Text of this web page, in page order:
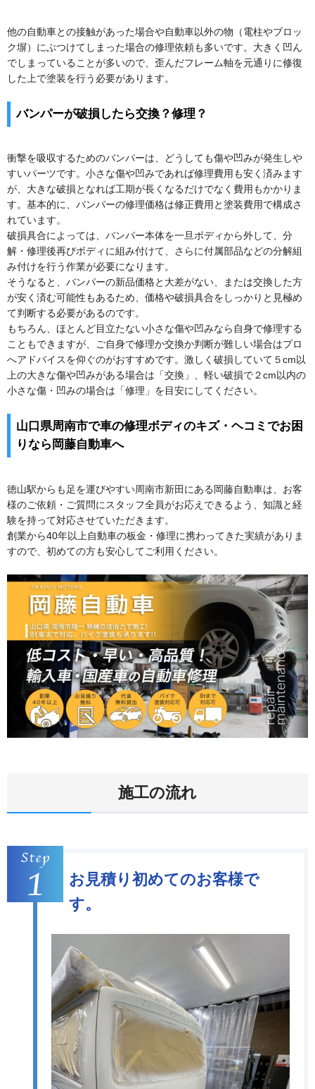
他の自動車との接触があった場合や自動車以外の物（電柱やブロッ
ク塀）にぶつけてしまった場合の修理依頼も多いです。大きく凹ん
でしまっていることが多いので、歪んだフレーム軸を元通りに修復
した上で塗装を行う必要があります。
バンパーが破損したら交換？修理？
衝撃を吸収するためのバンパーは、どうしても傷や凹みが発生しや
すいパーツです。小さな傷や凹みであれば修理費用も安く済みます
が、大きな破損となれば工期が長くなるだけでなく費用もかかりま
す。基本的に、バンパーの修理価格は修正費用と塗装費用で構成さ
れています。
破損具合によっては、バンパー本体を一旦ボディから外して、分
解・修理後再びボディに組み付けて、さらに付属部品などの分解組
み付けを行う作業が必要になります。
そうなると、バンパーの新品価格と大差がない、または交換した方
が安く済む可能性もあるため、価格や破損具合をしっかりと見極め
て判断する必要があるのです。
もちろん、ほとんど目立たない小さな傷や凹みなら自身で修理する
こともできますが、ご自身で修理か交換か判断が難しい場合はプロ
へアドバイスを仰ぐのがおすすめです。激しく破損していて５cm以
上の大きな傷や凹みがある場合は「交換」、軽い破損で２cm以内の
小さな傷・凹みの場合は「修理」を目安にしてください。
山口県周南市で車の修理ボディのキズ・ヘコミでお困
りなら岡藤自動車へ
徳山駅からも足を運びやすい周南市新田にある岡藤自動車は、お客
様のご依頼・ご質問にスタッフ全員がお応えできるよう、知識と経
験を持って対応させていただきます。
創業から40年以上自動車の板金・修理に携わってきた実績がありま
すので、初めての方も安心してご利用ください。
施工の流れ
お見積り初めてのお客様で
す。